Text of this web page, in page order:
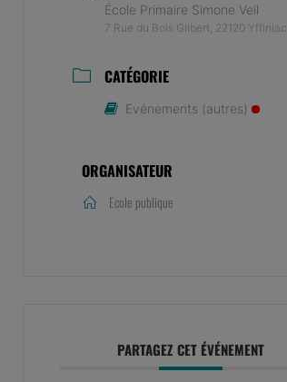
École Primaire Simone Veil
7 Rue du Bois Gilbert, 22120 Yffiniac
CATÉGORIE
Evénements (autres)
ORGANISATEUR
Ecole publique
PARTAGEZ CET ÉVÉNEMENT